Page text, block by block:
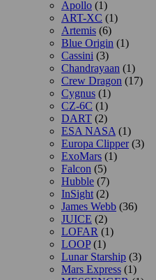
Apollo (1)
ART-XC (1)
Artemis (6)
Blue Origin (1)
Cassini (3)
Chandrayaan (1)
Crew Dragon (17)
Cygnus (1)
CZ-6C (1)
DART (2)
ESA NASA (1)
Europa Clipper(3)
ExoMars (1)
Falcon (5)
Hubble (7)
InSight (2)
James Webb (36)
JUICE (2)
LOFAR (1)
LOOP(1)
Lunar Starship (3)
Mars Express (1)